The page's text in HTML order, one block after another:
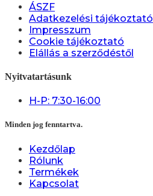
ÁSZF
Adatkezelési tájékoztató
Impresszum
Cookie tájékoztató
Elállás a szerződéstől
Nyitvatartásunk
H-P: 7:30-16:00
Minden jog fenntartva.
Kezdőlap
Rólunk
Termékek
Kapcsolat